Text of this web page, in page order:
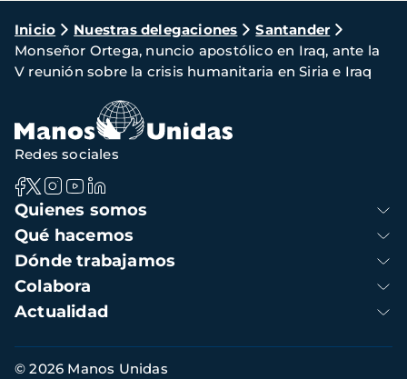
Ruta
de
navegación
Inicio Nuestras delegaciones
Santander
Monseñor Ortega, nuncio apostólico en Iraq, ante la
V reunión sobre la crisis humanitaria en Siria e Iraq
Navegación
principal
Quienes somos
Qué hacemos
Dónde trabajamos
Colabora
Actualidad
Redes sociales
Información
© 2026 Manos Unidas